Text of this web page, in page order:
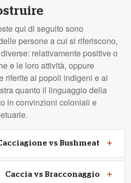
qui di seguito sono
persone a cui si riferiscono,
relativamente positive o
e le loro attività, oppure
riferite ai popoli indigeni e ai
quanto il linguaggio della
in convinzioni coloniali e
vs Bushmeat
Caccia vs Bracconaggio